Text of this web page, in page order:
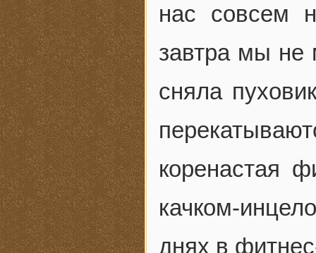
нас совсем
завтра мы не
сняла
коренастая
качком-
днях в